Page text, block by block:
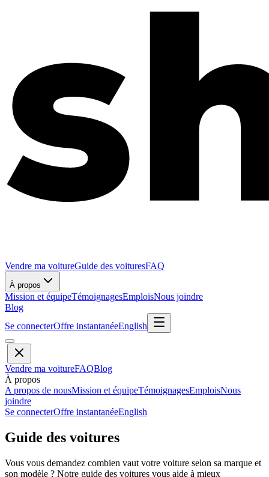
Vendre ma voitureGuide des voituresFAQ
À propos
Mission et équipeTémoignagesEmploisNous joindre
Blog
Se connecterOffre instantanéeEnglish
Vendre ma voitureFAQBlog
À propos
A propos de nousMission et équipeTémoignagesEmploisNous
joindre
Se connecterOffre instantanéeEnglish
Guide des voitures
Vous vous demandez combien vaut votre voiture selon sa marque et
son modèle ? Notre guide des voitures vous aide à mieux